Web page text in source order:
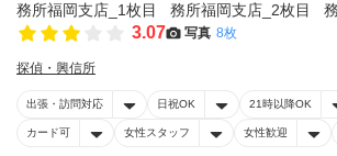
3.07 写真 8枚
探偵・興信所
出張・訪問対応 日祝OK 21時以降OK
カード可 女性スタッフ 女性歓迎